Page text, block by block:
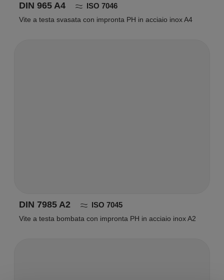
DIN 965 A4 ISO 7046
Vite a testa svasata con impronta PH in acciaio inox A4
DIN 7985 A2 ISO 7045
Vite a testa bombata con impronta PH in acciaio inox A2